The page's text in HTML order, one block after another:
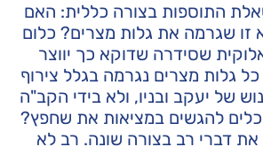
התוספות בצורה כללית: האם
זו שגרמה את גלות מצרים? כלום
שסידרה שדוקא כך יווצר
גלות מצרים נגרמה בגלל צירוף
של יעקב ובניו, ולא בידי הקב"ה
להגשים במציאות את שחפץ?
דברי רב בצורה שונה. רב לא